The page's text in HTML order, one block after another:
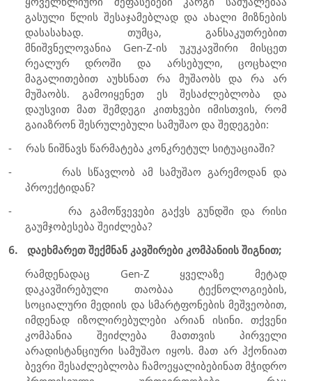
გასული წლის შესაჯამებლად და ახალი მიზნების
დასასახად. თუმცა, განსაკუთრებით
მნიშვნელოვანია Gen-Z-ის უკუკავშირი მისცეთ
რეალურ დროში და არსებული, ცოცხალი
მაგალითებით აუხსნათ რა მუშაობს და რა არ
მუშაობს. გამოიყენეთ ეს შესაძლებლობა და
დაუსვით მათ შემდეგი კითხვები იმისთვის, რომ
გაიაზრონ შესრულებული სამუშაო და შედეგები:
-
რას ნიშნავს წარმატება კონკრეტულ სიტუაციაში?
-
რას სწავლობ ამ სამუშაო გარემოდან და
პროექტიდან?
-
რა გამოწვევები გაქვს გუნდში და რისი
გაუმჯობესება შეიძლება?
6.
დაეხმარეთ შექმნან კავშირები კომპანიის შიგნით;
რამდენადაც Gen-Z ყველაზე მეტად
დაკავშირებული თაობაა ტექნოლოგიების,
სოციალური მედიის და სმარტფონების მეშვეობით,
იმდენად იზოლირებულები არიან ისინი. თქვენი
კომპანია შეიძლება მათთვის პირველი
არადისტანციური სამუშაო იყოს. მათ არ ჰქონიათ
ბევრი შესაძლებლობა ჩამოეყალიბებინათ მჭიდრო